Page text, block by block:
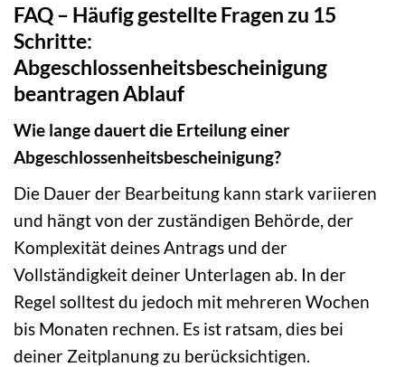
FAQ – Häufig gestellte Fragen zu 15
Schritte:
Abgeschlossenheitsbescheinigung
beantragen Ablauf
Wie lange dauert die Erteilung einer
Abgeschlossenheitsbescheinigung?
Die Dauer der Bearbeitung kann stark variieren
und hängt von der zuständigen Behörde, der
Komplexität deines Antrags und der
Vollständigkeit deiner Unterlagen ab. In der
Regel solltest du jedoch mit mehreren Wochen
bis Monaten rechnen. Es ist ratsam, dies bei
deiner Zeitplanung zu berücksichtigen.